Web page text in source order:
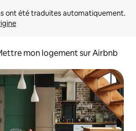
mon logement sur Airbnb